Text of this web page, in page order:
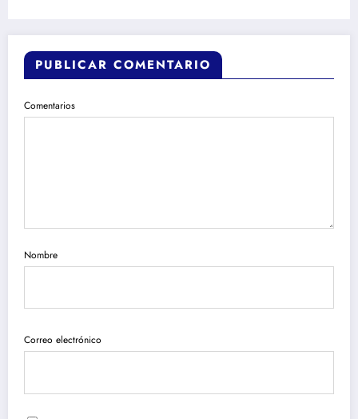
PUBLICAR COMENTARIO
Comentarios
Nombre
Correo electrónico